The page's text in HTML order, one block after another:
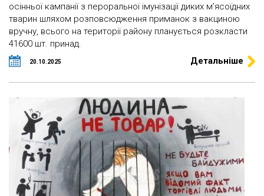
осінньої кампанії з пероральної імунізації диких м’ясоїдних
тварин шляхом розповсюдження приманок з вакциною
вручну, всього на території району планується розкласти
41600 шт. принад.
20.10.2025 Детальніше